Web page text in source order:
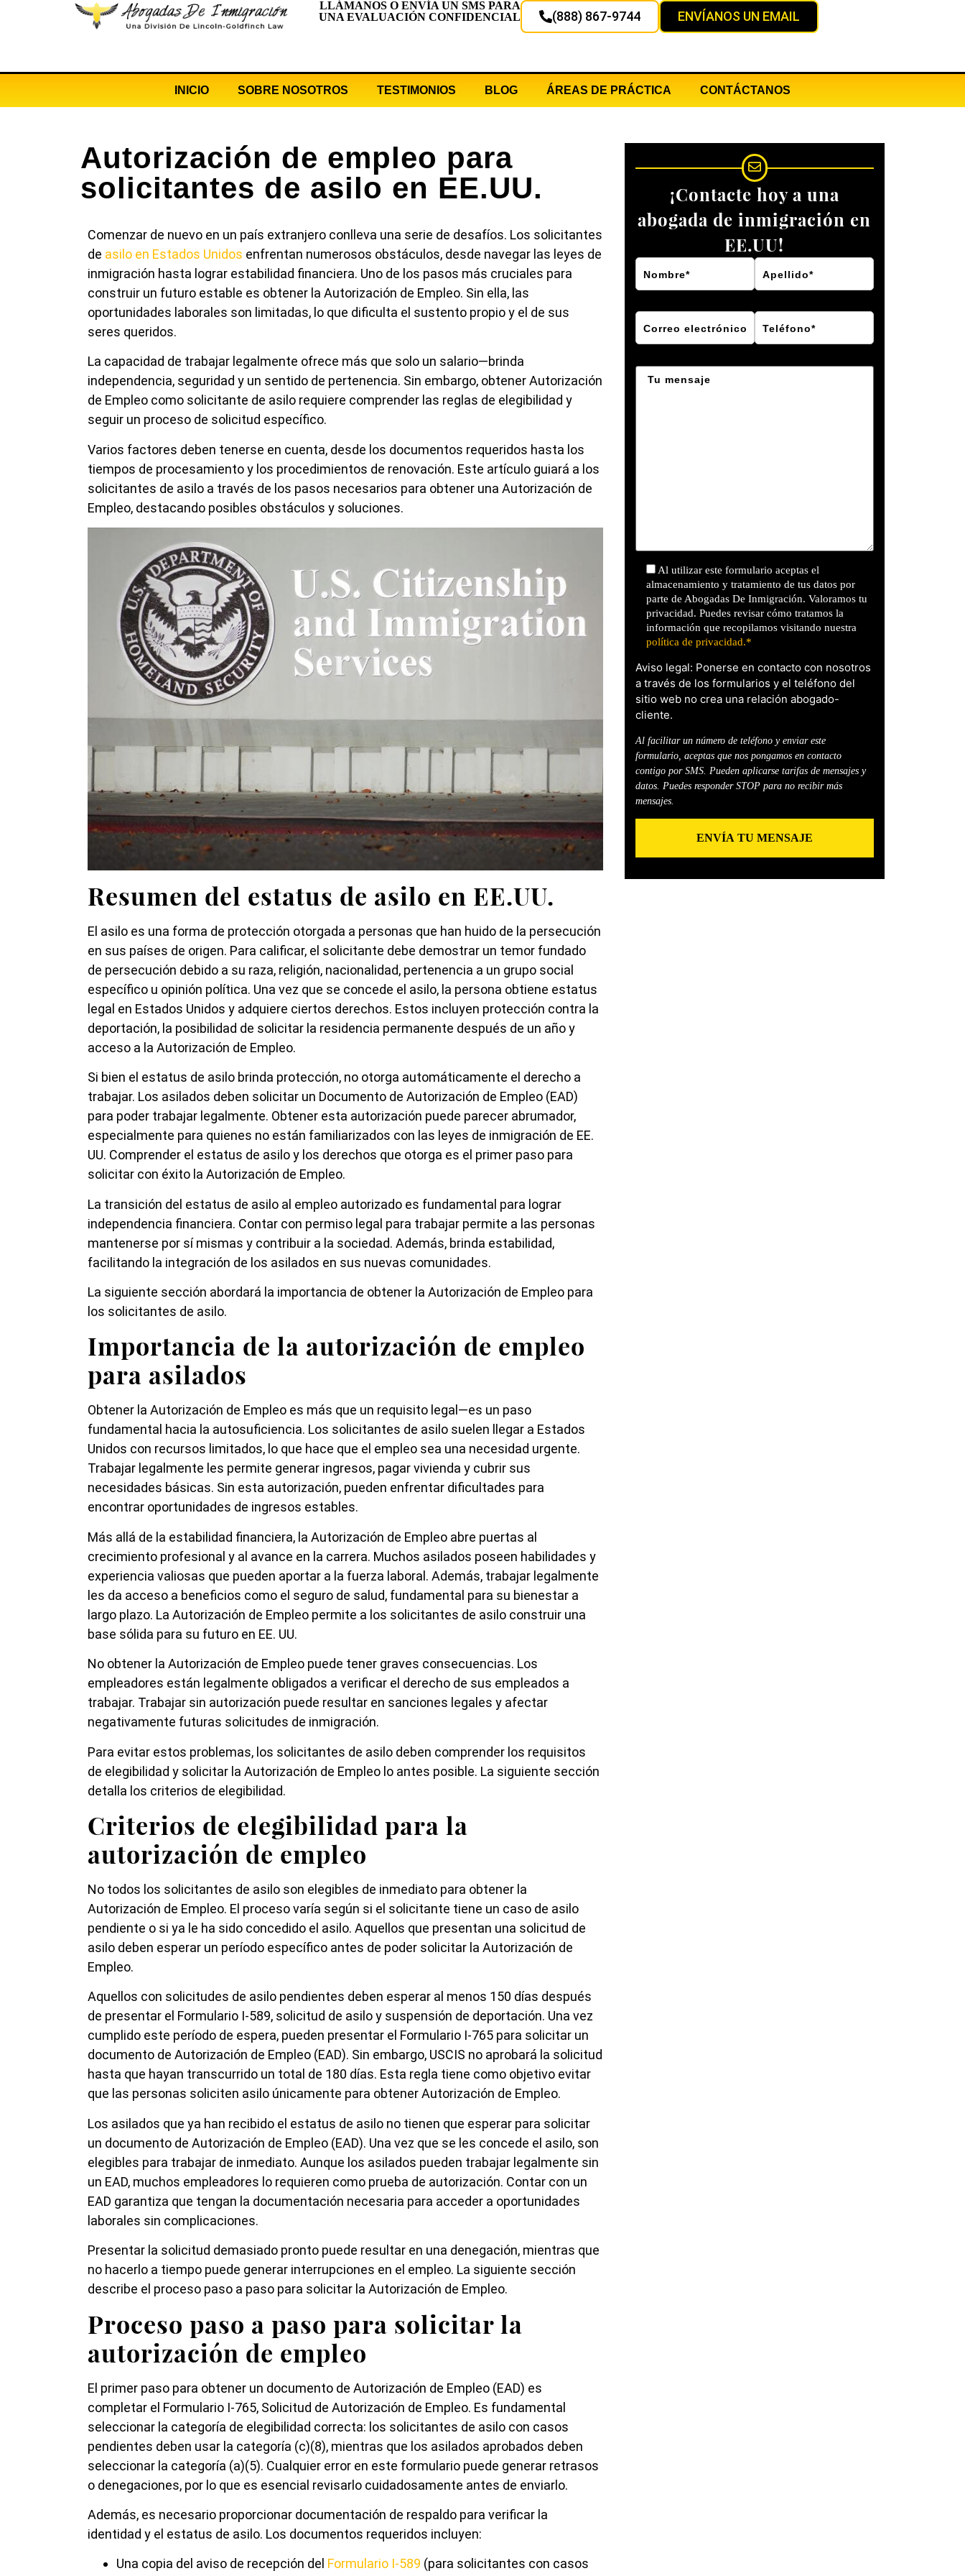
LLÁMANOS O ENVÍA UN SMS PARA
UNA EVALUACIÓN CONFIDENCIAL
(888) 867-9744 ENVÍANOS UN EMAIL
INICIO SOBRE NOSOTROS TESTIMONIOS BLOG ÁREAS DE PRÁCTICA CONTÁCTANOS
Autorización de empleo para
solicitantes de asilo en EE.UU.
Comenzar de nuevo en un país extranjero conlleva una serie de desafíos. Los solicitantes
de asilo en Estados Unidos enfrentan numerosos obstáculos, desde navegar las leyes de
inmigración hasta lograr estabilidad financiera. Uno de los pasos más cruciales para
construir un futuro estable es obtener la Autorización de Empleo. Sin ella, las
oportunidades laborales son limitadas, lo que dificulta el sustento propio y el de sus
seres queridos.
La capacidad de trabajar legalmente ofrece más que solo un salario—brinda
independencia, seguridad y un sentido de pertenencia. Sin embargo, obtener Autorización
de Empleo como solicitante de asilo requiere comprender las reglas de elegibilidad y
seguir un proceso de solicitud específico.
Varios factores deben tenerse en cuenta, desde los documentos requeridos hasta los
tiempos de procesamiento y los procedimientos de renovación. Este artículo guiará a los
solicitantes de asilo a través de los pasos necesarios para obtener una Autorización de
Empleo, destacando posibles obstáculos y soluciones.
Resumen del estatus de asilo en EE.UU.
El asilo es una forma de protección otorgada a personas que han huido de la persecución
en sus países de origen. Para calificar, el solicitante debe demostrar un temor fundado
de persecución debido a su raza, religión, nacionalidad, pertenencia a un grupo social
específico u opinión política. Una vez que se concede el asilo, la persona obtiene estatus
legal en Estados Unidos y adquiere ciertos derechos. Estos incluyen protección contra la
deportación, la posibilidad de solicitar la residencia permanente después de un año y
acceso a la Autorización de Empleo.
Si bien el estatus de asilo brinda protección, no otorga automáticamente el derecho a
trabajar. Los asilados deben solicitar un Documento de Autorización de Empleo (EAD)
para poder trabajar legalmente. Obtener esta autorización puede parecer abrumador,
especialmente para quienes no están familiarizados con las leyes de inmigración de EE.
UU. Comprender el estatus de asilo y los derechos que otorga es el primer paso para
solicitar con éxito la Autorización de Empleo.
La transición del estatus de asilo al empleo autorizado es fundamental para lograr
independencia financiera. Contar con permiso legal para trabajar permite a las personas
mantenerse por sí mismas y contribuir a la sociedad. Además, brinda estabilidad,
facilitando la integración de los asilados en sus nuevas comunidades.
La siguiente sección abordará la importancia de obtener la Autorización de Empleo para
los solicitantes de asilo.
Importancia de la autorización de empleo
para asilados
Obtener la Autorización de Empleo es más que un requisito legal—es un paso
fundamental hacia la autosuficiencia. Los solicitantes de asilo suelen llegar a Estados
Unidos con recursos limitados, lo que hace que el empleo sea una necesidad urgente.
Trabajar legalmente les permite generar ingresos, pagar vivienda y cubrir sus
necesidades básicas. Sin esta autorización, pueden enfrentar dificultades para
encontrar oportunidades de ingresos estables.
Más allá de la estabilidad financiera, la Autorización de Empleo abre puertas al
crecimiento profesional y al avance en la carrera. Muchos asilados poseen habilidades y
experiencia valiosas que pueden aportar a la fuerza laboral. Además, trabajar legalmente
les da acceso a beneficios como el seguro de salud, fundamental para su bienestar a
largo plazo. La Autorización de Empleo permite a los solicitantes de asilo construir una
base sólida para su futuro en EE. UU.
No obtener la Autorización de Empleo puede tener graves consecuencias. Los
empleadores están legalmente obligados a verificar el derecho de sus empleados a
trabajar. Trabajar sin autorización puede resultar en sanciones legales y afectar
negativamente futuras solicitudes de inmigración.
Para evitar estos problemas, los solicitantes de asilo deben comprender los requisitos
de elegibilidad y solicitar la Autorización de Empleo lo antes posible. La siguiente sección
detalla los criterios de elegibilidad.
Criterios de elegibilidad para la
autorización de empleo
No todos los solicitantes de asilo son elegibles de inmediato para obtener la
Autorización de Empleo. El proceso varía según si el solicitante tiene un caso de asilo
pendiente o si ya le ha sido concedido el asilo. Aquellos que presentan una solicitud de
asilo deben esperar un período específico antes de poder solicitar la Autorización de
Empleo.
Aquellos con solicitudes de asilo pendientes deben esperar al menos 150 días después
de presentar el Formulario I-589, solicitud de asilo y suspensión de deportación. Una vez
cumplido este período de espera, pueden presentar el Formulario I-765 para solicitar un
documento de Autorización de Empleo (EAD). Sin embargo, USCIS no aprobará la solicitud
hasta que hayan transcurrido un total de 180 días. Esta regla tiene como objetivo evitar
que las personas soliciten asilo únicamente para obtener Autorización de Empleo.
Los asilados que ya han recibido el estatus de asilo no tienen que esperar para solicitar
un documento de Autorización de Empleo (EAD). Una vez que se les concede el asilo, son
elegibles para trabajar de inmediato. Aunque los asilados pueden trabajar legalmente sin
un EAD, muchos empleadores lo requieren como prueba de autorización. Contar con un
EAD garantiza que tengan la documentación necesaria para acceder a oportunidades
laborales sin complicaciones.
Presentar la solicitud demasiado pronto puede resultar en una denegación, mientras que
no hacerlo a tiempo puede generar interrupciones en el empleo. La siguiente sección
describe el proceso paso a paso para solicitar la Autorización de Empleo.
Proceso paso a paso para solicitar la
autorización de empleo
El primer paso para obtener un documento de Autorización de Empleo (EAD) es
completar el Formulario I-765, Solicitud de Autorización de Empleo. Es fundamental
seleccionar la categoría de elegibilidad correcta: los solicitantes de asilo con casos
pendientes deben usar la categoría (c)(8), mientras que los asilados aprobados deben
seleccionar la categoría (a)(5). Cualquier error en este formulario puede generar retrasos
o denegaciones, por lo que es esencial revisarlo cuidadosamente antes de enviarlo.
Además, es necesario proporcionar documentación de respaldo para verificar la
identidad y el estatus de asilo. Los documentos requeridos incluyen:
Una copia del aviso de recepción del Formulario I-589 (para solicitantes con casos
¡Contacte hoy a una
abogada de inmigración en
EE.UU!
Al utilizar este formulario aceptas el
almacenamiento y tratamiento de tus datos por
parte de Abogadas De Inmigración. Valoramos tu
privacidad. Puedes revisar cómo tratamos la
información que recopilamos visitando nuestra
política de privacidad.*
Aviso legal: Ponerse en contacto con nosotros
a través de los formularios y el teléfono del
sitio web no crea una relación abogado-
cliente.
Al facilitar un número de teléfono y enviar este
formulario, aceptas que nos pongamos en contacto
contigo por SMS. Pueden aplicarse tarifas de mensajes y
datos. Puedes responder STOP para no recibir más
mensajes.